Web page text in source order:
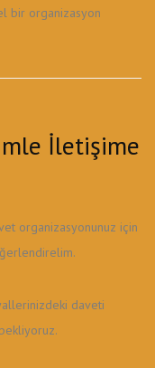
bir organizasyon
İletişime
organizasyonunuz için
daveti